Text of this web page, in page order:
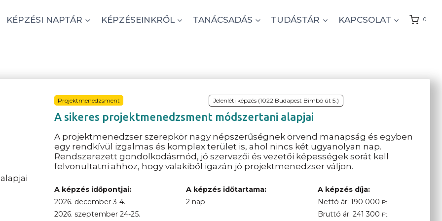
KÉPZÉSI NAPTÁR KÉPZÉSEINKRŐL TANÁCSADÁS TUDÁSTÁR KAPCSOLAT 0
Projektmenedzsment Jelenléti képzés (1022 Budapest Bimbó út 5.)
A sikeres projektmenedzsment módszertani alapjai
A projektmenedzser szerepkör nagy népszerűségnek örvend manapság és egyben
egy rendkívül izgalmas és komplex terület is, ahol nincs két ugyanolyan nap.
Rendszerezett gondolkodásmód, jó szervezői és vezetői képességek sorát kell
felvonultatni ahhoz, hogy valakiből igazán jó projektmenedzser váljon.
A képzés időpontjai:
2026. december 3-4.
2026. szeptember 24-25.
A képzés időtartama:
2 nap
A képzés díja:
Nettó ár: 190 000 Ft
Bruttó ár: 241 300 Ft